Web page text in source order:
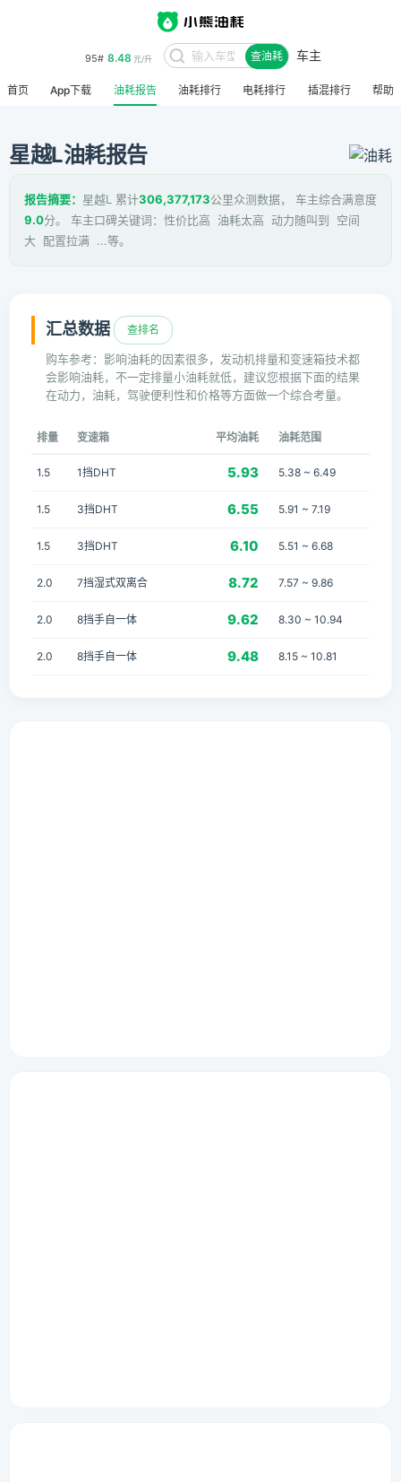
95# 8.48 元/升 查油耗 车主
首页 App下载 油耗报告 油耗排行 电耗排行 插混排行 帮助
星越L油耗报告
报告摘要： 星越L 累计306,377,173公里众测数据， 车主综合满意度
9.0分。 车主口碑关键词：性价比高 油耗太高 动力随叫到 空间
大 配置拉满 ...等。
汇总数据 查排名
购车参考：影响油耗的因素很多，发动机排量和变速箱技术都
会影响油耗，不一定排量小油耗就低，建议您根据下面的结果
在动力，油耗，驾驶便利性和价格等方面做一个综合考量。
排量 变速箱 平均油耗 油耗范围
1.5 1挡DHT 5.93 5.38 ~ 6.49
1.5 3挡DHT 6.55 5.91 ~ 7.19
1.5 3挡DHT 6.10 5.51 ~ 6.68
2.0 7挡湿式双离合 8.72 7.57 ~ 9.86
2.0 8挡手自一体 9.62 8.30 ~ 10.94
2.0 8挡手自一体 9.48 8.15 ~ 10.81